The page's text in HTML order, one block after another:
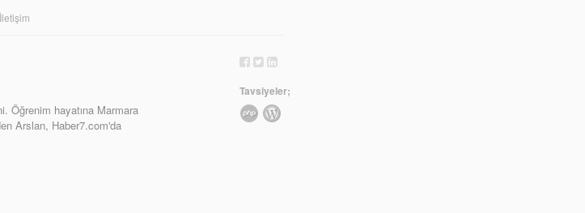
İletişim
Öğrenim hayatına Marmara
Arslan, Haber7.com'da
Tavsiyeler;